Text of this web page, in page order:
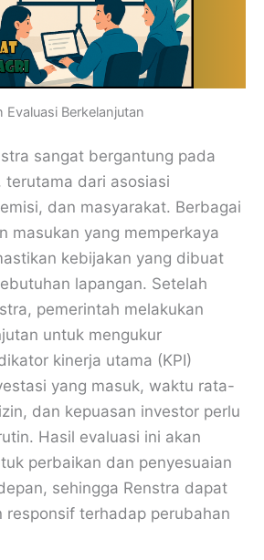
Evaluasi Berkelanjutan
sangat bergantung pada
terutama dari asosiasi
dan masyarakat. Berbagai
masukan yang memperkaya
kebijakan yang dibuat
lapangan. Setelah
pemerintah melakukan
untuk mengukur
kinerja utama (KPI)
yang masuk, waktu rata-
dan kepuasan investor perlu
Hasil evaluasi ini akan
perbaikan dan penyesuaian
sehingga Renstra dapat
responsif terhadap perubahan